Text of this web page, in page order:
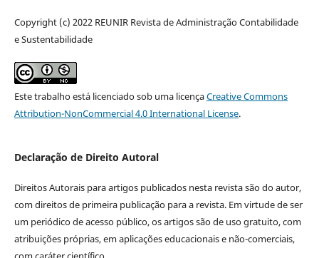
Copyright (c) 2022 REUNIR Revista de Administração Contabilidade
e Sustentabilidade
Este trabalho está licenciado sob uma licençaCreative Commons
Attribution-NonCommercial 4.0 International License.
Declaração de Direito Autoral
Direitos Autorais para artigos publicados nesta revista são do autor,
com direitos de primeira publicação para a revista. Em virtude de ser
um periódico de acesso público, os artigos são de uso gratuito, com
atribuições próprias, em aplicações educacionais e não-comerciais,